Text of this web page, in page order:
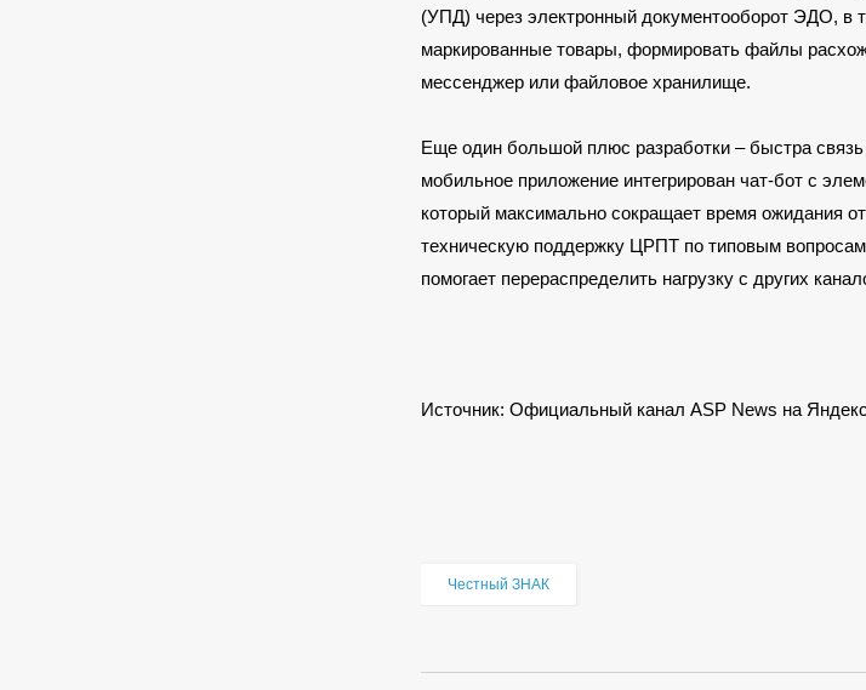
(УПД) через электронный документооборот ЭДО, в
маркированные товары, формировать файлы
мессенджер или файловое хранилище.
Еще один большой плюс разработки – быстра
мобильное приложение интегрирован чат-бот с
который максимально сокращает время ожидания
техническую поддержку ЦРПТ по типовым
помогает перераспределить нагрузку с других
Источник: Официальный канал ASP News на
Честный ЗНАК